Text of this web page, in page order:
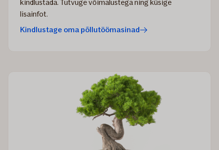
kindlustada. Tutvuge võimalustega ning küsige
lisainfot.
Kindlustage oma põllutöömasinad